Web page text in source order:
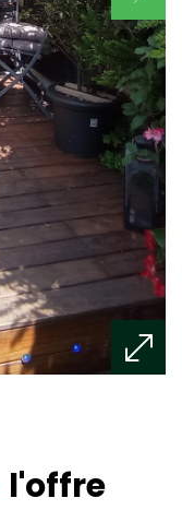
l'offre